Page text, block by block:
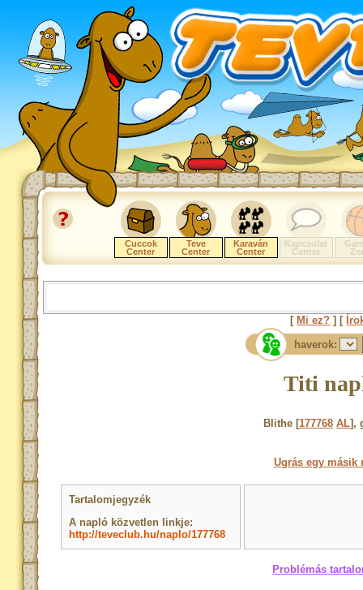
Cuccok
Center
Teve
Center
Karaván
Center
Kapcsolat
Center
[ Mi ez? ] [
haverok:
Titi
Blithe [177768 AL],
Ugrás egy másik
Tartalomjegyzék
A napló közvetlen linkje:
http://teveclub.hu/naplo/177768
Problémás